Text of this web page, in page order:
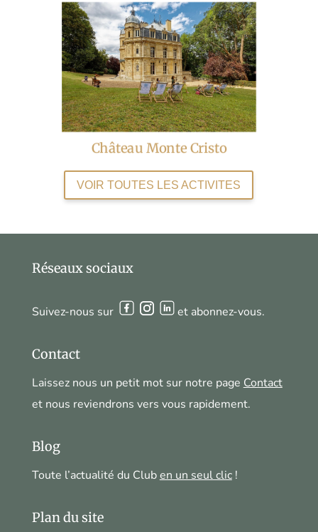
Château Monte Cristo
VOIR TOUTES LES ACTIVITES
Réseaux sociaux
Suivez-nous sur et abonnez-vous.
Contact
Laissez nous un petit mot sur notre page Contact
et nous reviendrons vers vous rapidement.
Blog
Toute l’actualité du Cluben un seul clic!
Plan du site